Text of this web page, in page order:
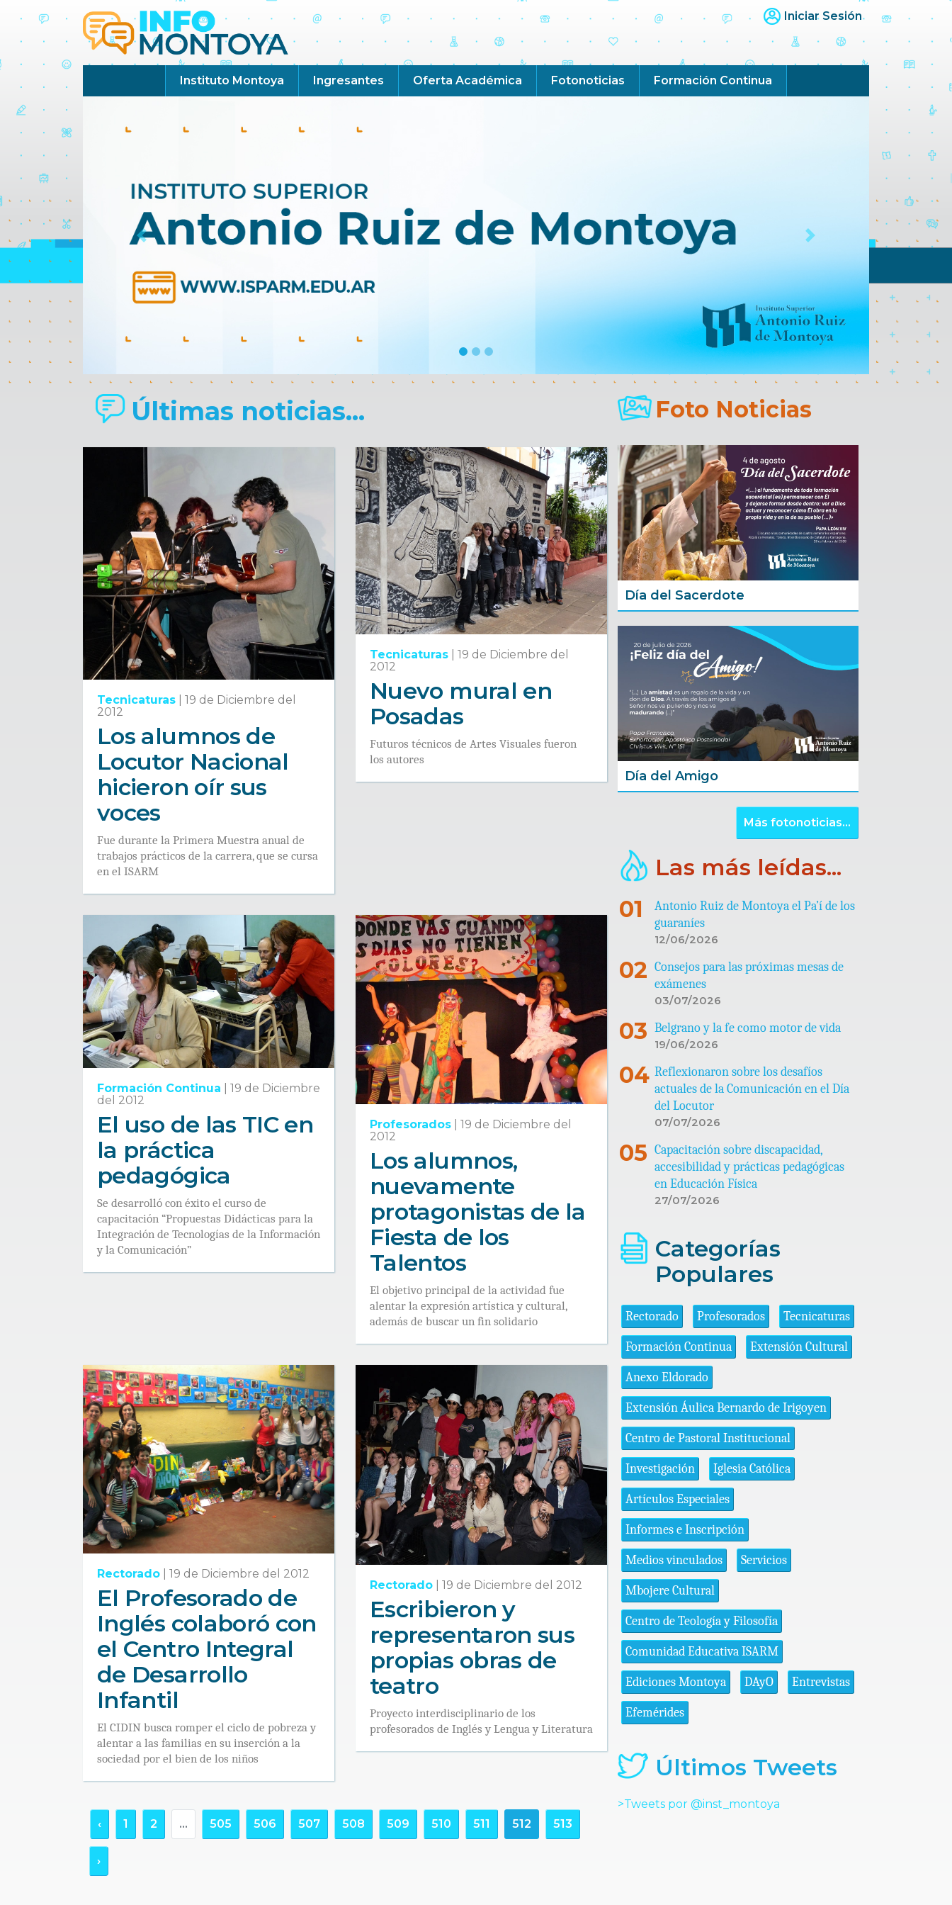
Iniciar Sesión
Instituto Montoya Ingresantes Oferta Académica Fotonoticias Formación Continua
Previous Next
Últimas noticias...
Tecnicaturas
19 de Diciembre del
2012
Los alumnos de
Locutor Nacional
hicieron oír sus
voces
Fue durante la Primera Muestra anual de
trabajos prácticos de la carrera, que se cursa
en el ISARM
Tecnicaturas
19 de Diciembre del
2012
Nuevo mural en
Posadas
Futuros técnicos de Artes Visuales fueron
los autores
Formación Continua
19 de Diciembre
del 2012
El uso de las TIC en
la práctica
pedagógica
Se desarrolló con éxito el curso de
capacitación “Propuestas Didácticas para la
Integración de Tecnologías de la Información
y la Comunicación”
Profesorados
19 de Diciembre del
2012
Los alumnos,
nuevamente
protagonistas de la
Fiesta de los
Talentos
El objetivo principal de la actividad fue
alentar la expresión artística y cultural,
además de buscar un fin solidario
Rectorado 19 de Diciembre del 2012
El Profesorado de
Inglés colaboró con
el Centro Integral
de Desarrollo
Infantil
El CIDIN busca romper el ciclo de pobreza y
alentar a las familias en su inserción a la
sociedad por el bien de los niños
Rectorado 19 de Diciembre del 2012
Escribieron y
representaron sus
propias obras de
teatro
Proyecto interdisciplinario de los
profesorados de Inglés y Lengua y Literatura
‹ 1 2 ... 505 506 507 508 509 510 511 512 513
›
Foto Noticias
Día del Sacerdote
Día del Amigo
Más fotonoticias...
Las más leídas...
Antonio Ruiz de Montoya el Pa’í de los
guaraníes
12/06/2026
Consejos para las próximas mesas de
exámenes
03/07/2026
Belgrano y la fe como motor de vida
19/06/2026
Reflexionaron sobre los desafíos
actuales de la Comunicación en el Día
del Locutor
07/07/2026
Capacitación sobre discapacidad,
accesibilidad y prácticas pedagógicas
en Educación Física
27/07/2026
Categorías
Populares
Rectorado Profesorados Tecnicaturas
Formación Continua Extensión Cultural
Anexo Eldorado
Extensión Áulica Bernardo de Irigoyen
Centro de Pastoral Institucional
Investigación Iglesia Católica
Artículos Especiales
Informes e Inscripción
Medios vinculados Servicios
Mbojere Cultural
Centro de Teología y Filosofía
Comunidad Educativa ISARM
Ediciones Montoya DAyO Entrevistas
Efemérides
Últimos Tweets
>Tweets por @inst_montoya